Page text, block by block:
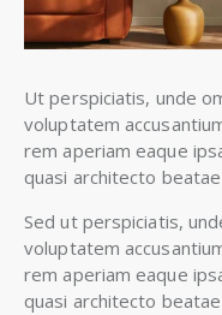
Ut perspiciatis, unde
voluptatem
rem aperiam eaque
quasi architecto
Sed ut perspiciatis,
voluptatem
rem aperiam eaque
quasi architecto